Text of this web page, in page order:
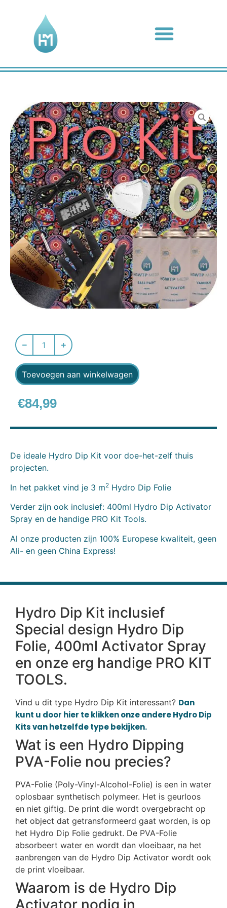
Toevoegen aan winkelwagen
€84,99
De ideale Hydro Dip Kit voor doe-het-zelf thuis
projecten.
In het pakket vind je 3 m2 Hydro Dip Folie
Verder zijn ook inclusief: 400ml Hydro Dip Activator
Spray en de handige PRO Kit Tools.
Al onze producten zijn 100% Europese kwaliteit, geen
Ali- en geen China Express!
Hydro Dip Kit inclusief
Special design Hydro Dip
Folie, 400ml Activator Spray
en onze erg handige PRO KIT
TOOLS.
Vind u dit type Hydro Dip Kit interessant? Dan
kunt u door hier te klikken onze andere Hydro Dip
Kits van hetzelfde type bekijken.
Wat is een Hydro Dipping
PVA-Folie nou precies?
PVA-Folie (Poly-Vinyl-Alcohol-Folie) is een in water
oplosbaar synthetisch polymeer. Het is geurloos
en niet giftig. De print die wordt overgebracht op
het object dat getransformeerd gaat worden, is op
het Hydro Dip Folie gedrukt. De PVA-Folie
absorbeert water en wordt dan vloeibaar, na het
aanbrengen van de Hydro Dip Activator wordt ook
de print vloeibaar.
Waarom is de Hydro Dip